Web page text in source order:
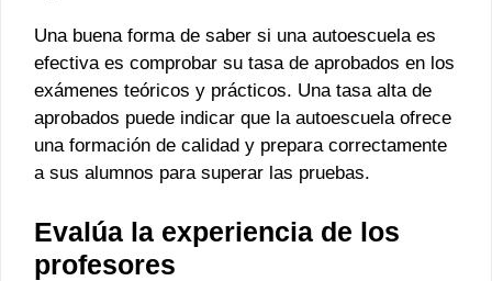
Una buena forma de saber si una autoescuela es
efectiva es comprobar su tasa de aprobados en los
exámenes teóricos y prácticos. Una tasa alta de
aprobados puede indicar que la autoescuela ofrece
una formación de calidad y prepara correctamente
a sus alumnos para superar las pruebas.
Evalúa la experiencia de los
profesores